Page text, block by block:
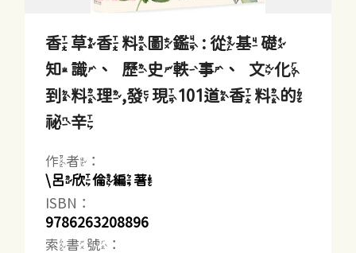
香草香料圖鑑 : 從基礎
知識、歷史軼事、文化
到料理,發現101道香料的
祕辛
作者：
\呂欣倫編著
ISBN：
9786263208896
索書號：